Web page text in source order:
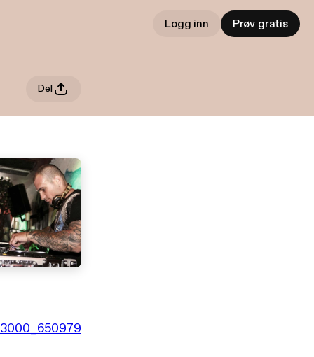
Logg inn Prøv gratis
Del